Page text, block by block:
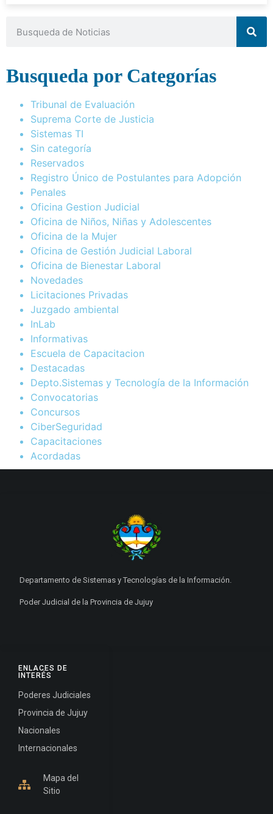
Busqueda por Categorías
Tribunal de Evaluación
Suprema Corte de Justicia
Sistemas TI
Sin categoría
Reservados
Registro Único de Postulantes para Adopción
Penales
Oficina Gestion Judicial
Oficina de Niños, Niñas y Adolescentes
Oficina de la Mujer
Oficina de Gestión Judicial Laboral
Oficina de Bienestar Laboral
Novedades
Licitaciones Privadas
Juzgado ambiental
InLab
Informativas
Escuela de Capacitacion
Destacadas
Depto.Sistemas y Tecnología de la Información
Convocatorias
Concursos
CiberSeguridad
Capacitaciones
Acordadas
ENLACES DE
INTERÉS
Poderes Judiciales
Provincia de Jujuy
Nacionales
Internacionales
Mapa del
Sitio
Departamento de Sistemas y Tecnologías de la Información.
Poder Judicial de la Provincia de Jujuy